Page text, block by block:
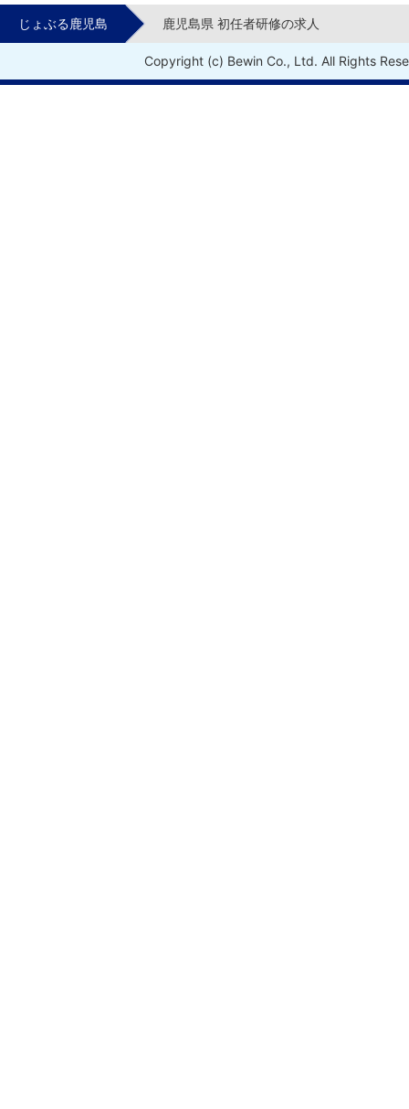
じょぶる鹿児島 鹿児島県 初任者研修の求人
Copyright (c) Bewin Co., Ltd. All Rights